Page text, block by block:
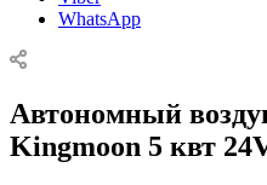
WhatsApp
Автономный
Kingmoon 5 квт